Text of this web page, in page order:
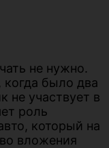
не нужно.
когда было два
не участвует в
роль
который на
вложения